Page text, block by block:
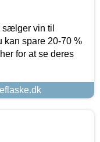
sælger vin til
kan spare 20-70 %
for at se deres